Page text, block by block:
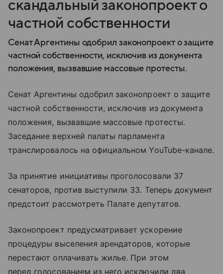
скандальный законопроект о
частной собственности
Сенат Аргентины одобрил законопроект о защите
частной собственности, исключив из документа
положения, вызвавшие массовые протесты.
Сенат Аргентины одобрил законопроект о защите
частной собственности, исключив из документа
положения, вызвавшие массовые протесты.
Заседание верхней палаты парламента
транслировалось на официальном YouTube-канале.
За принятие инициативы проголосовали 37
сенаторов, против выступили 33. Теперь документ
предстоит рассмотреть Палате депутатов.
Законопроект предусматривает ускорение
процедуры выселения арендаторов, которые
перестают оплачивать жилье. При этом
перед голосованием из него исключили два